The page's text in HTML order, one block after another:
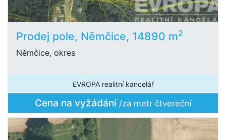
Prodej pole, Němčice, 14890 m2
Němčice, okres
EVROPA realitní kancelář
Cena na vyžádání /za metr čtvereční